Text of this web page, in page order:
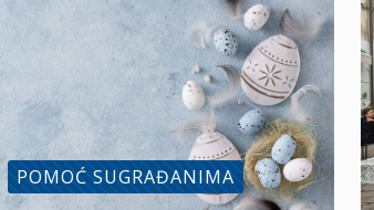
POMOĆ SUGRAĐANIMA